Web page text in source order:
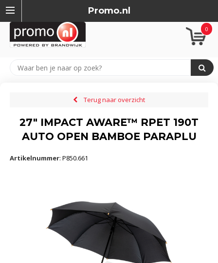
Promo.nl
0
Terug naar overzicht
27" IMPACT AWARE™ RPET 190T
AUTO OPEN BAMBOE PARAPLU
Artikelnummer: P850.661